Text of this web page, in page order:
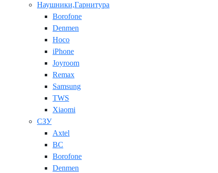
Наушники,Гарнитура
Borofone
Denmen
Hoco
iPhone
Joyroom
Remax
Samsung
TWS
Xiaomi
СЗУ
Axtel
BC
Borofone
Denmen